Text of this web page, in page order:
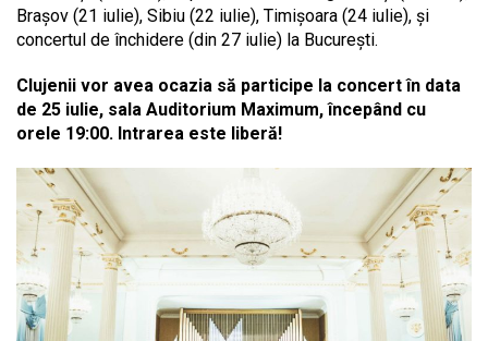
Brașov (21 iulie), Sibiu (22 iulie), Timișoara (24 iulie), și
concertul de închidere (din 27 iulie) la București.
Clujenii vor avea ocazia să participe la concert în data
de 25 iulie, sala Auditorium Maximum, începând cu
orele 19:00. Intrarea este liberă!